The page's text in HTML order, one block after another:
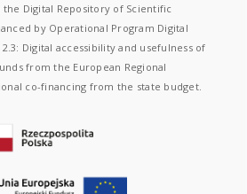
Digital Repository of Scientific
by Operational Program Digital
2.3: Digital accessibility and usefulness of
from the European Regional
co-financing from the state budget.